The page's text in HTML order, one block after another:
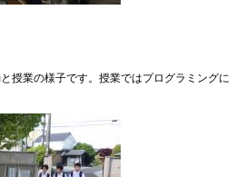
授業の様子です。授業ではプログラミングに